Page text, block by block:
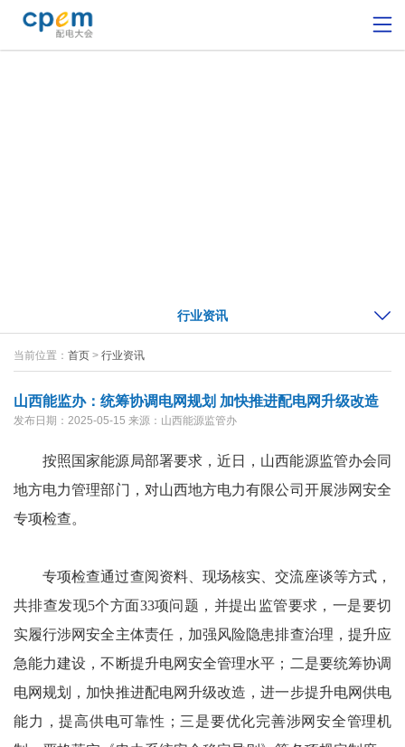
行业资讯
当前位置： 首页 > 行业资讯
山西能监办：统筹协调电网规划 加快推进配电网升级改造
发布日期：2025-05-15 来源：山西能源监管办
按照国家能源局部署要求，近日，山西能源监管办会同
地方电力管理部门，对山西地方电力有限公司开展涉网安全
专项检查。
专项检查通过查阅资料、现场核实、交流座谈等方式，
共排查发现5个方面33项问题，并提出监管要求，一是要切
实履行涉网安全主体责任，加强风险隐患排查治理，提升应
急能力建设，不断提升电网安全管理水平；二是要统筹协调
电网规划，加快推进配电网升级改造，进一步提升电网供电
能力，提高供电可靠性；三是要优化完善涉网安全管理机